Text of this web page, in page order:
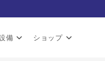
備 ショップ